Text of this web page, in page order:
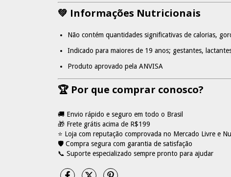
💚 Informações Nutricionais
Não contém quantidades significativas de calorias,
Indicado para maiores de 19 anos; gestantes,
Produto aprovado pela ANVISA
🏆 Por que comprar conosco?
🚚 Envio rápido e seguro em todo o Brasil
🎁 Frete grátis acima de R$199
⭐ Loja com reputação comprovada no Mercado Livre e
🛡️ Compra segura com garantia de satisfação
📞 Suporte especializado sempre pronto para ajudar